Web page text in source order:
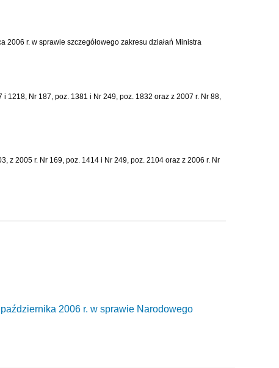
r. w sprawie szczegółowego zakresu działań Ministra
1218, Nr 187, poz. 1381 i Nr 249, poz. 1832 oraz z 2007 r. Nr 88,
z 2005 r. Nr 169, poz. 1414 i Nr 249, poz. 2104 oraz z 2006 r. Nr
2006 r. w sprawie Narodowego